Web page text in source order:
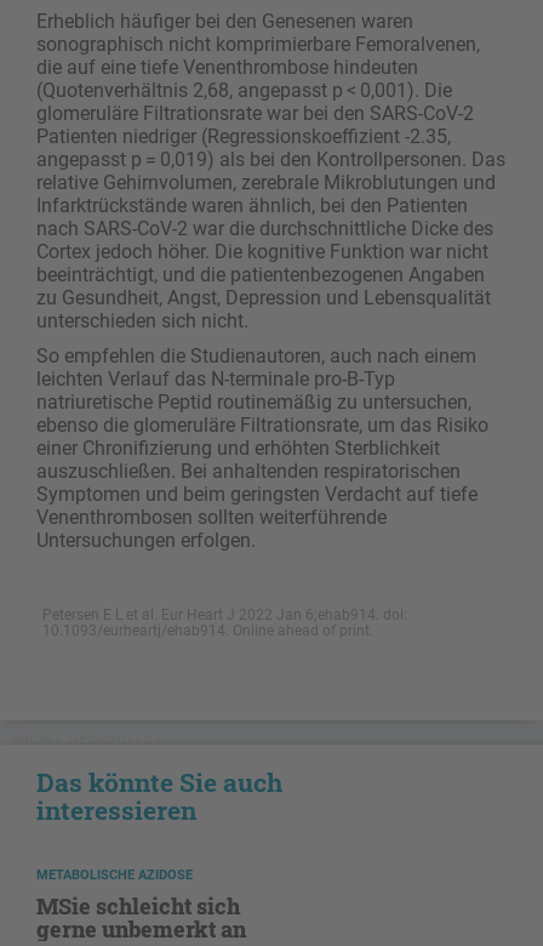
Erheblich häufiger bei den Genesenen waren
sonographisch nicht komprimierbare Femoralvenen,
die auf eine tiefe Venenthrombose hindeuten
(Quotenverhältnis 2,68, angepasst p < 0,001). Die
glomeruläre Filtrationsrate war bei den SARS-CoV-2
Patienten niedriger (Regressionskoeffizient -2.35,
angepasst p = 0,019) als bei den Kontrollpersonen. Das
relative Gehirnvolumen, zerebrale Mikroblutungen und
Infarktrückstände waren ähnlich, bei den Patienten
nach SARS-CoV-2 war die durchschnittliche Dicke des
Cortex jedoch höher. Die kognitive Funktion war nicht
beeinträchtigt, und die patientenbezogenen Angaben
zu Gesundheit, Angst, Depression und Lebensqualität
unterschieden sich nicht.
So empfehlen die Studienautoren, auch nach einem
leichten Verlauf das N-terminale pro-B-Typ
natriuretische Peptid routinemäßig zu untersuchen,
ebenso die glomeruläre Filtrationsrate, um das Risiko
einer Chronifizierung und erhöhten Sterblichkeit
auszuschließen. Bei anhaltenden respiratorischen
Symptomen und beim geringsten Verdacht auf tiefe
Venenthrombosen sollten weiterführende
Untersuchungen erfolgen.
Petersen E L et al. Eur Heart J 2022 Jan 6;ehab914. doi:
10.1093/eurheartj/ehab914. Online ahead of print.
Das könnte Sie auch
interessieren
METABOLISCHE AZIDOSE
MSie schleicht sich
gerne unbemerkt an